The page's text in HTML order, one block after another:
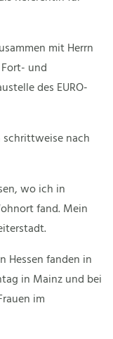
mit Herrn
und
des EURO-
schrittweise nach
wo ich in
fand. Mein
Hessen fanden in
in Mainz und bei
im